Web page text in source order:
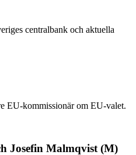
centralbank och aktuella
EU-kommissionär om EU-valet.
Josefin Malmqvist (M)